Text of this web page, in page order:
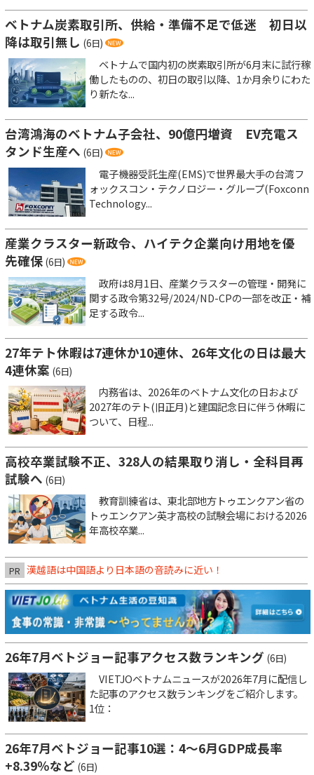
ベトナム炭素取引所、供給・準備不足で低迷 初日以
降は取引無し (6日)
ベトナムで国内初の炭素取引所が6月末に試行稼
働したものの、初日の取引以降、1か月余りにわた
り新たな...
台湾鴻海のベトナム子会社、90億円増資 EV充電ス
タンド生産へ (6日)
電子機器受託生産(EMS)で世界最大手の台湾フ
ォックスコン・テクノロジー・グループ(Foxconn
Technology...
産業クラスター新政令、ハイテク企業向け用地を優
先確保 (6日)
政府は8月1日、産業クラスターの管理・開発に
関する政令第32号/2024/ND-CPの一部を改正・補
足する政令...
27年テト休暇は7連休か10連休、26年文化の日は最大
4連休案 (6日)
内務省は、2026年のベトナム文化の日および
2027年のテト(旧正月)と建国記念日に伴う休暇に
ついて、日程...
高校卒業試験不正、328人の結果取り消し・全科目再
試験へ (6日)
教育訓練省は、東北部地方トゥエンクアン省の
トゥエンクアン英才高校の試験会場における2026
年高校卒業...
PR 漢越語は中国語より日本語の音読みに近い！
26年7月ベトジョー記事アクセス数ランキング (6日)
VIETJOベトナムニュースが2026年7月に配信し
た記事のアクセス数ランキングをご紹介します。
1位：
26年7月ベトジョー記事10選：4～6月GDP成長率
+8.39％など (6日)